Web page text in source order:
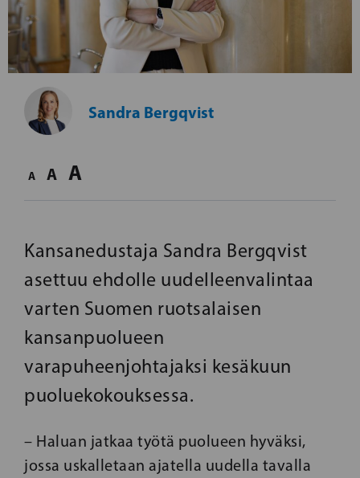
Sandra Bergqvist
A A A
Kansanedustaja Sandra Bergqvist
asettuu ehdolle uudelleenvalintaa
varten Suomen ruotsalaisen
kansanpuolueen
varapuheenjohtajaksi kesäkuun
puoluekokouksessa.
– Haluan jatkaa työtä puolueen hyväksi,
jossa uskalletaan ajatella uudella tavalla